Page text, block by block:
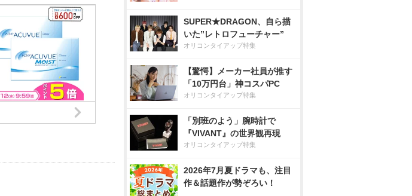
SUPER★DRAGON、自ら描
いた”レトロフューチャー”
オリコンタイアップ特集
【驚愕】メーカー社員が推す
「10万円台」神コスパPC
オリコンタイアップ特集
「別班のよう」腕時計で
『VIVANT』の世界観再現
オリコンタイアップ特集
2026年7月夏ドラマも、注目
作＆話題作が勢ぞろい！